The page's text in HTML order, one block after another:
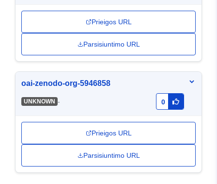
Prieigos URL
Parsisiuntimo URL
oai-zenodo-org-5946858
UNKNOWN - 0
Prieigos URL
Parsisiuntimo URL